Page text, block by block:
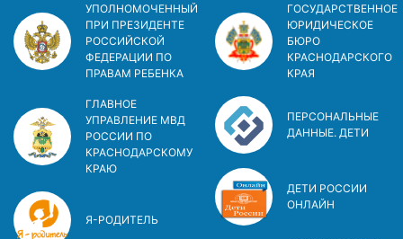
УПОЛНОМОЧЕННЫЙ
ПРИ ПРЕЗИДЕНТЕ
РОССИЙСКОЙ
ФЕДЕРАЦИИ ПО
ПРАВАМ РЕБЕНКА
ГЛАВНОЕ
УПРАВЛЕНИЕ МВД
РОССИИ ПО
КРАСНОДАРСКОМУ
КРАЮ
Я-РОДИТЕЛЬ
ГОСУДАРСТВЕННОЕ
ЮРИДИЧЕСКОЕ
БЮРО
КРАСНОДАРСКОГО
КРАЯ
ПЕРСОНАЛЬНЫЕ
ДАННЫЕ. ДЕТИ
ДЕТИ РОССИИ
ОНЛАЙН